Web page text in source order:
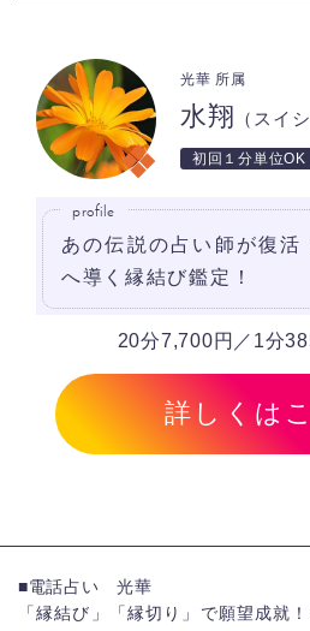
水翔 （スイ
光華 所属
初回１分単位OK
profile
あの伝説の占い師が復活
へ導く縁結び鑑定！
20分7,700円／1分
詳しくは
■電話占い 光華
「縁結び」「縁切り」で願望成就